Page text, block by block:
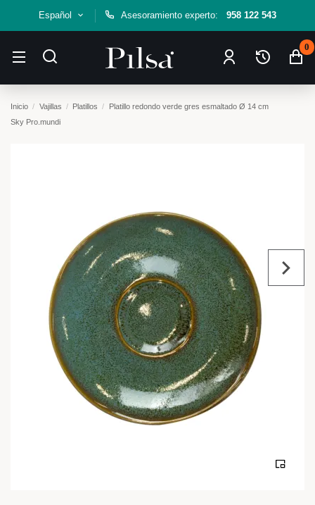
Español Asesoramiento experto: 958 122 543
0
Inicio Vajillas Platillos
Platillo redondo verde gres esmaltado Ø 14 cm
Sky Pro.mundi